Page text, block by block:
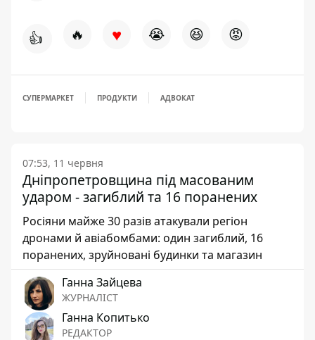
👍 🔥 ♥ 😭 😆 😡
СУПЕРМАРКЕТ ПРОДУКТИ АДВОКАТ
07:53, 11 червня
Дніпропетровщина під масованим
ударом - загиблий та 16 поранених
Росіяни майже 30 разів атакували регіон
дронами й авіабомбами: один загиблий, 16
поранених, зруйновані будинки та магазин
Ганна Зайцева
ЖУРНАЛІСТ
Ганна Копитько
РЕДАКТОР